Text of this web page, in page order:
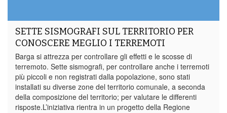
SETTE SISMOGRAFI SUL TERRITORIO PER
CONOSCERE MEGLIO I TERREMOTI
Barga si attrezza per controllare gli effetti e le scosse di
terremoto. Sette sismografi, per controllare anche i terremoti
più piccoli e non registrati dalla popolazione, sono stati
installati su diverse zone del territorio comunale, a seconda
della composizione del territorio; per valutare le differenti
risposte.L’iniziativa rientra in un progetto della Regione